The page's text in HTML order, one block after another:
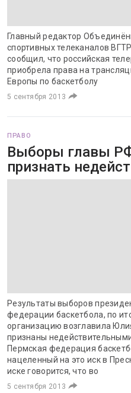
Главный редактор
спортивных телеканалов
сообщил, что российская
приобрела права на
Европы по баскетболу
5 сентября 2013
ПРАВО
Выборы главы
признать
Результаты выборов
федерации баскетбола, по
организацию возглавила
признаны
Пермская федерация
нацеленный на это иск в
иске говорится, что во
5 сентября 2013